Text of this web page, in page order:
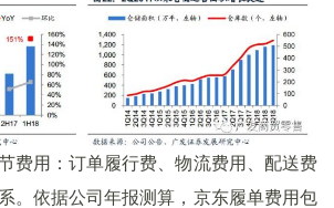
费用：订单履行费、物流费用、配送费
。依据公司年报测算，京东履单费用包